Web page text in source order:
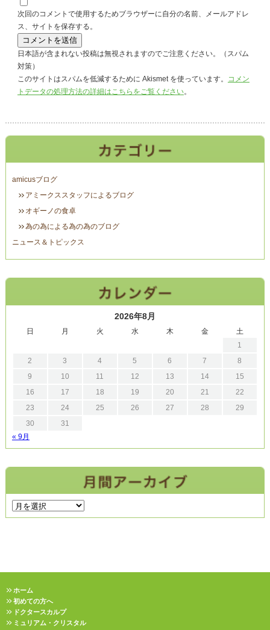
次回のコメントで使用するためブラウザーに自分の名前、メールアドレ
ス、サイトを保存する。
日本語が含まれない投稿は無視されますのでご注意ください。（スパム
対策）
このサイトはスパムを低減するために Akismet を使っています。 コメン
トデータの処理方法の詳細はこちらをご覧ください。
amicusブログ
アミークススタッフによるブログ
オギーノの食卓
為の為による為の為のブログ
ニュース＆トピックス
2026年8月
日 月 火 水 木 金
土
1
2
3 4 5 6 7
8
9
10 11 12 13 14
15
16
17 18 19 20 21
22
23
24 25 26 27 28
29
30
31
« 9月
ホーム
初めての方へ
ドクタースカルプ
ミュリアム・クリスタル